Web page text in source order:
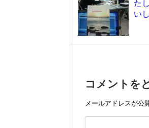
た
い
コメントを
メールアドレスが公